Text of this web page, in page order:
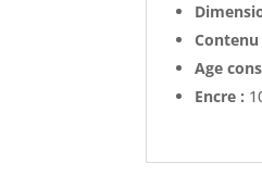
Contenu
Age
Encre :